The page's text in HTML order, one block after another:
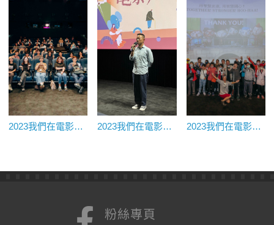
2023我們在電影院上課 《無聲》｜臺北市影音機構學校｜電影影像教育活動 2023我們在電影院上課 《神人之家》｜夏日篇青成人場 2023我們在電影院上課 《酷瓜人生》口述影像場｜台北市視障家長協會
粉絲專頁